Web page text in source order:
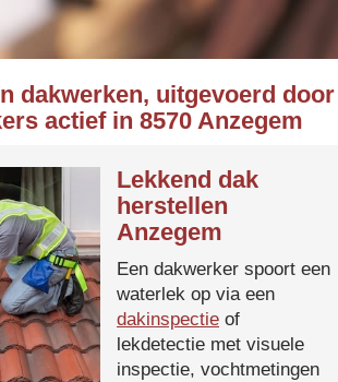
dakwerken, uitgevoerd door
actief in 8570 Anzegem
Lekkend dak
herstellen
Anzegem
Een dakwerker spoort een
waterlek op via een
dakinspectie of
lekdetectie met visuele
inspectie, vochtmetingen